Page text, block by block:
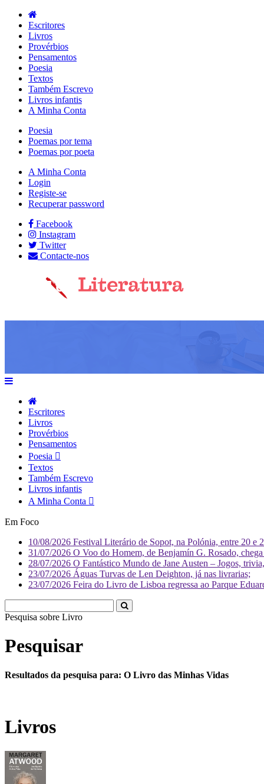
Escritores
Livros
Provérbios
Pensamentos
Poesia
Textos
Também Escrevo
Livros infantis
A Minha Conta
Poesia
Poemas por tema
Poemas por poeta
A Minha Conta
Login
Registe-se
Recuperar password
Facebook
Instagram
Twitter
Contacte-nos
Escritores
Livros
Provérbios
Pensamentos
Poesia
Textos
Também Escrevo
Livros infantis
A Minha Conta
Em Foco
10/08/2026 Festival Literário de Sopot, na Polónia, entre 20 e
31/07/2026 O Voo do Homem, de Benjamín G. Rosado,
28/07/2026 O Fantástico Mundo de Jane Austen – Jogos,
23/07/2026 Águas Turvas de Len Deighton, já nas livrarias;
23/07/2026 Feira do Livro de Lisboa regressa ao Parque
Pesquisa sobre Li
Pesquisar
Resultados da pesquisa para: O Livro das Minhas Vidas
Livros